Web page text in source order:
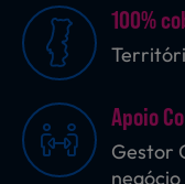
Produtos
100%
Apoio
Gestor
negócio